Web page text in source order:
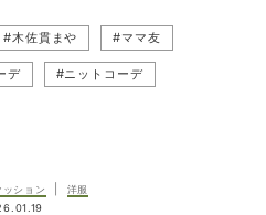
#木佐貫まや #ママ友
デ #ニットコーデ
ッション
洋服